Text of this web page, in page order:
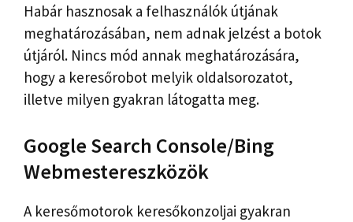
Habár hasznosak a felhasználók útjának
meghatározásában, nem adnak jelzést a botok
útjáról. Nincs mód annak meghatározására,
hogy a keresőrobot melyik oldalsorozatot,
illetve milyen gyakran látogatta meg.
Google Search Console/Bing
Webmestereszközök
A keresőmotorok keresőkonzoljai gyakran